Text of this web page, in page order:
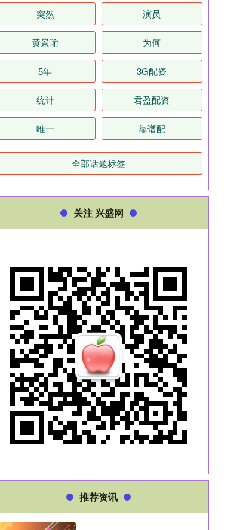
突然 演员
黄景瑜 为何
5年 3G配资
统计 君盈配资
唯一 靠谱配
全部话题标签
关注 兴盛网
推荐资讯